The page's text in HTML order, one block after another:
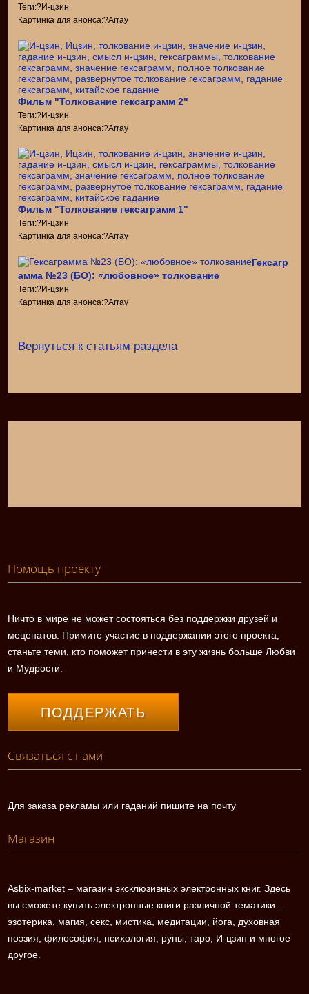
Теги:?И-цзин
Картинка для анонса:?Array
Фильм "Толкование гексаграмм 2"
Теги:?И-цзин
Картинка для анонса:?Array
Фильм "Толкование гексаграмм 1"
Теги:?И-цзин
Картинка для анонса:?Array
Гексагр
амма №23 (БО): «любовное» толкование
Теги:?И-цзин
Картинка для анонса:?Array
Вернуться к статьям раздела
Помощь проекту
Ничто в мире не может состояться без поддержки друзей и
меценатов. Примите участие в поддержании этого проекта,
станьте теми, кто поможет принести в эту жизнь больше Любви
и Мудрости.
ПОДДЕРЖАТЬ
Связаться с нами
Для заказа рекламы или гаданий пишите на почту
Магазин
Asbix-market – магазин эксклюзивных электронных книг. Здесь
вы сможете купить электронные книги различной тематики –
эзотерика, магия, секс, мистика, медитации, йога, духовная
поэзия, философия, психология, руны, таро, И-цзин и многое
другое.